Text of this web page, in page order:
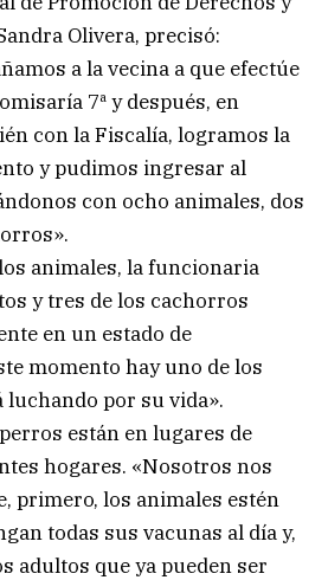
Olivera, precisó:
a la vecina a que efectúe
7ª y después, en
con la Fiscalía, logramos la
y pudimos ingresar al
con ocho animales, dos
animales, la funcionaria
y tres de los cachorros
en un estado de
momento hay uno de los
luchando por su vida».
están en lugares de
hogares. «Nosotros nos
primero, los animales estén
todas sus vacunas al día y,
adultos que ya pueden ser